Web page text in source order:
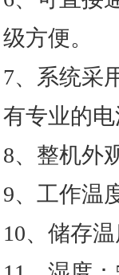
级方便。
7、系统采
有专业的
8、整机外
9、工作温
10、储存